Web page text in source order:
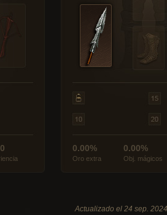
0.00%
Oro extra
0.00%
Obj. mágicos
Actualizado el 24 sep.